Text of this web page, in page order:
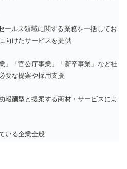
ルス領域に関する業務を一括してお
向けたサービスを提供
」「官公庁事業」「新卒事業」など社
要な提案や採用支援
報酬型と提案する商材・サービスによ
いる企業全般